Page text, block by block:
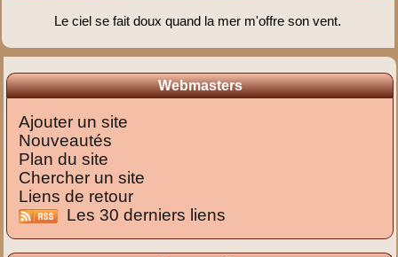
Le ciel se fait doux quand la mer m'offre son vent.
Webmasters
Ajouter un site
Nouveautés
Plan du site
Chercher un site
Liens de retour
Les 30 derniers liens